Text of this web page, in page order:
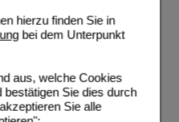
hierzu finden Sie in
bei dem Unterpunkt
aus, welche Cookies
Sie dies durch
Sie alle